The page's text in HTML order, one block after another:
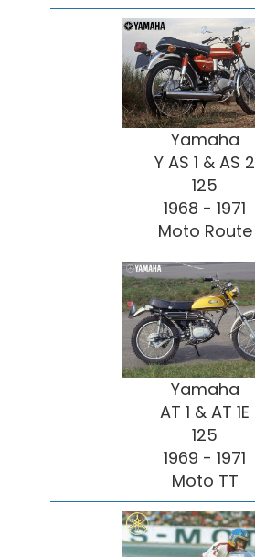
Yamaha
Y AS 1 & AS 2
125
1968 - 1971
Moto Route
Yamaha
AT 1 & AT 1E
125
1969 - 1971
Moto TT